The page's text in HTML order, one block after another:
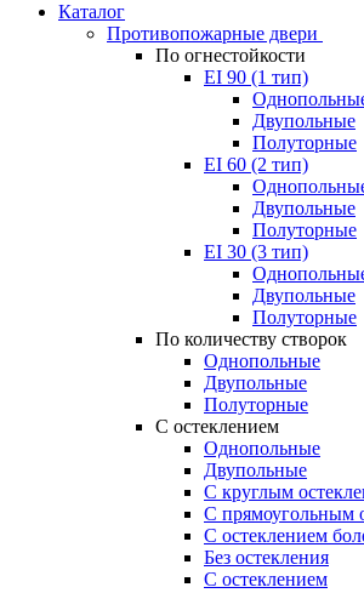
Каталог
Противопожарные двери
По огнестойкости
EI 90 (1 тип)
Двупольные
Полуторные
EI 60 (2 тип)
Двупольные
Полуторные
EI 30 (3 тип)
Двупольные
Полуторные
По количеству створок
Однопольные
Двупольные
Полуторные
С остеклением
Однопольные
Двупольные
С круглым
С прямоугольным
С остеклением
Без остекления
С остеклением